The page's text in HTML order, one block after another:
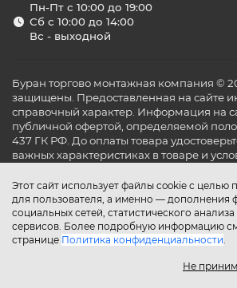
Этот сайт использует файлы cookie с целью
для пользователя, а именно — дополнения
социальных сетей, статистического
сервисов. Более подробную информацию
странице Политика конфиденциальности.
Не
Пн-Пт с 10:00 до 19:00
Сб с 10:00 до 14:00
Вс - выходной
Буран торгово монтажная компания ©
защищены. Предоставленная на сайте
справочный характер. Информация на
публичной офертой, определяемой
437 ГК РФ. До оплаты товара
важных характеристиках в товаре и